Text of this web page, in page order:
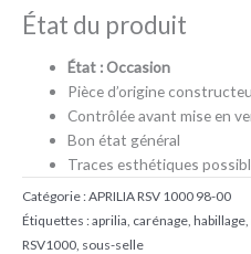
État du produit
État : Occasion
Pièce d’origine
Contrôlée avant mise en
Bon état général
Traces esthétiques
Catégorie :APRILIA RSV 1000 98-00
Étiquettes :aprilia carénage habillage
RSV1000 sous-selle